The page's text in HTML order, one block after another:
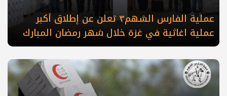
عملية الفارس الشهم٣ تعلن عن إطلاق أكبر
عملية اغاثية في غزة خلال شهر رمضان المبارك